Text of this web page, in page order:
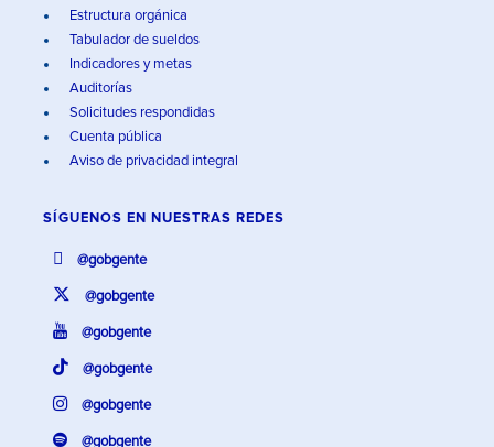
Estructura orgánica
Tabulador de sueldos
Indicadores y metas
Auditorías
Solicitudes respondidas
Cuenta pública
Aviso de privacidad integral
SÍGUENOS EN NUESTRAS REDES
@gobgente
@gobgente
@gobgente
@gobgente
@gobgente
@gobgente